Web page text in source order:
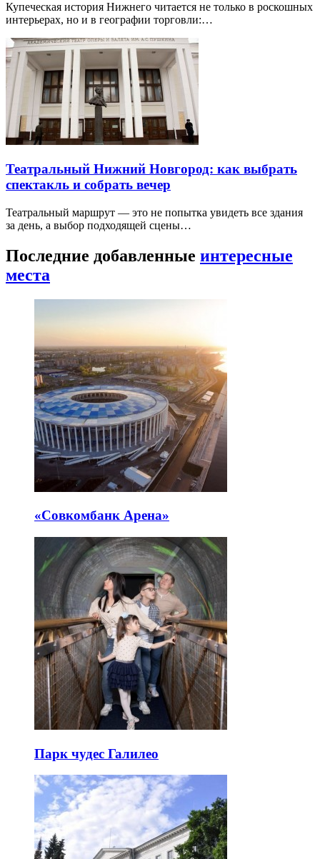
Купеческая история Нижнего читается не только в роскошных
интерьерах, но и в географии торговли:…
Театральный Нижний Новгород: как выбрать
спектакль и собрать вечер
Театральный маршрут — это не попытка увидеть все здания
за день, а выбор подходящей сцены…
Последние добавленные интересные
места
«Совкомбанк Арена⁠»
Парк чудес Галилео